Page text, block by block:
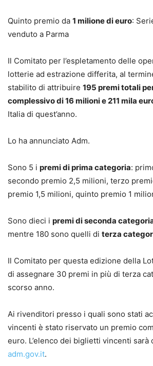
Quinto premio da 1 milione di euro:
venduto a Parma
Il Comitato per l’espletamento delle
lotterie ad estrazione differita, al
stabilito di attribuire 195 premi totali
complessivo di 16 milioni e 211 mila
Italia di quest’anno.
Lo ha annunciato Adm.
Sono 5 i premi di prima categoria:
secondo premio 2,5 milioni, terzo
premio 1,5 milioni, quinto premio 1
Sono dieci i premi di seconda
mentre 180 sono quelli di terza
Il Comitato per questa edizione della
di assegnare 30 premi in più di terza
scorso anno.
Ai rivenditori presso i quali sono stati
vincenti è stato riservato un premio
euro. L’elenco dei biglietti vincenti
adm.gov.it.